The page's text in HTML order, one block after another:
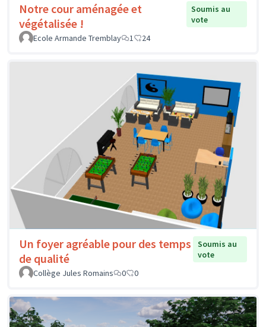
Notre cour aménagée et
végétalisée !
Soumis au
vote
Ecole Armande Tremblay
1 24
Un foyer agréable pour des temps
de qualité
Soumis au
vote
Collège Jules Romains
0 0